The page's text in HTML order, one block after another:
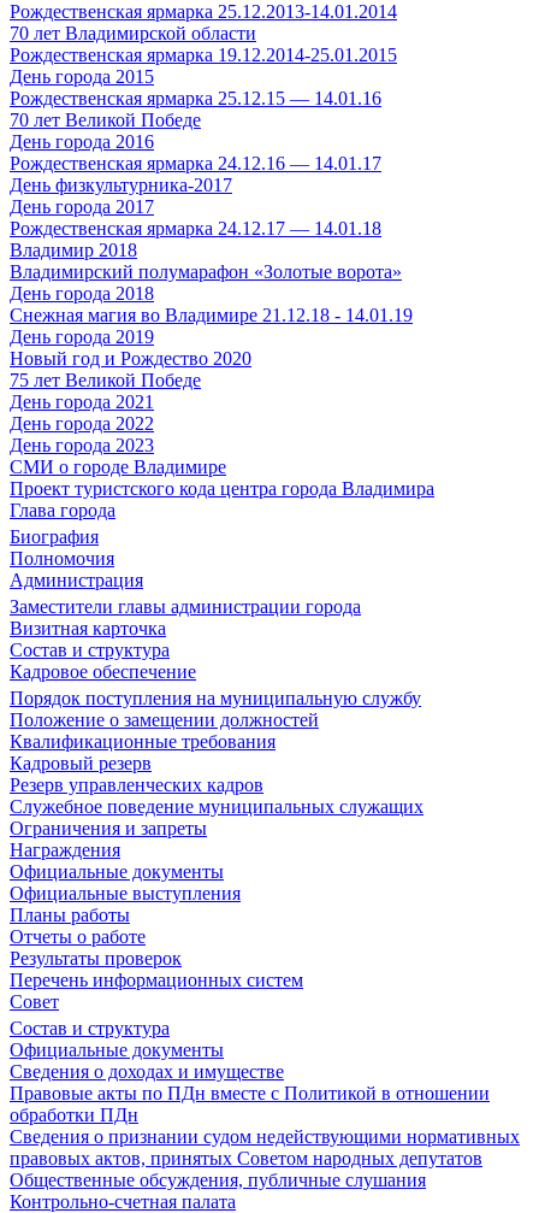
Рождественская ярмарка 25.12.2013-14.01.2014
70 лет Владимирской области
Рождественская ярмарка 19.12.2014-25.01.2015
День города 2015
Рождественская ярмарка 25.12.15 — 14.01.16
70 лет Великой Победе
День города 2016
Рождественская ярмарка 24.12.16 — 14.01.17
День физкультурника-2017
День города 2017
Рождественская ярмарка 24.12.17 — 14.01.18
Владимир 2018
Владимирский полумарафон «Золотые ворота»
День города 2018
Снежная магия во Владимире 21.12.18 - 14.01.19
День города 2019
Новый год и Рождество 2020
75 лет Великой Победе
День города 2021
День города 2022
День города 2023
СМИ о городе Владимире
Проект туристского кода центра города Владимира
Глава города
Биография
Полномочия
Администрация
Заместители главы администрации города
Визитная карточка
Состав и структура
Кадровое обеспечение
Порядок поступления на муниципальную службу
Положение о замещении должностей
Квалификационные требования
Кадровый резерв
Резерв управленческих кадров
Служебное поведение муниципальных служащих
Ограничения и запреты
Награждения
Официальные документы
Официальные выступления
Планы работы
Отчеты о работе
Результаты проверок
Перечень информационных систем
Совет
Состав и структура
Официальные документы
Сведения о доходах и имуществе
Правовые акты по ПДн вместе с Политикой в отношении
обработки ПДн
Сведения о признании судом недействующими нормативных
правовых актов, принятых Советом народных депутатов
Общественные обсуждения, публичные слушания
Контрольно-счетная палата